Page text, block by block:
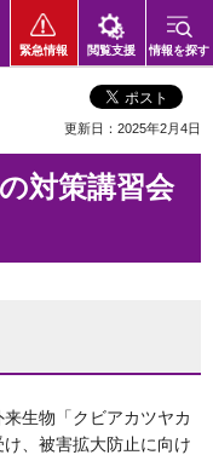
緊急情報 閲覧支援 情報を探す
更新日：2025年2月4日
対策講習会
生物「クビアカツヤカ
、被害拡大防止に向け